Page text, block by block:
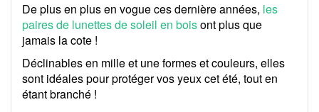
De plus en plus en vogue ces dernière années, les
paires de lunettes de soleil en boisont plus que
jamais la cote !
Déclinables en mille et une formes et couleurs, elles
sont idéales pour protéger vos yeux cet été, tout en
étant branché !